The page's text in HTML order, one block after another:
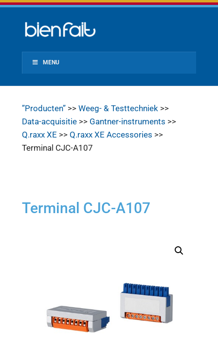
MENU
”Producten”>> Weeg- & Testtechniek>>
Data-acquisitie>> Gantner-instruments >>
Q.raxx XE >> Q.raxx XE Accessories >>
Terminal CJC-A107
Terminal CJC-A107